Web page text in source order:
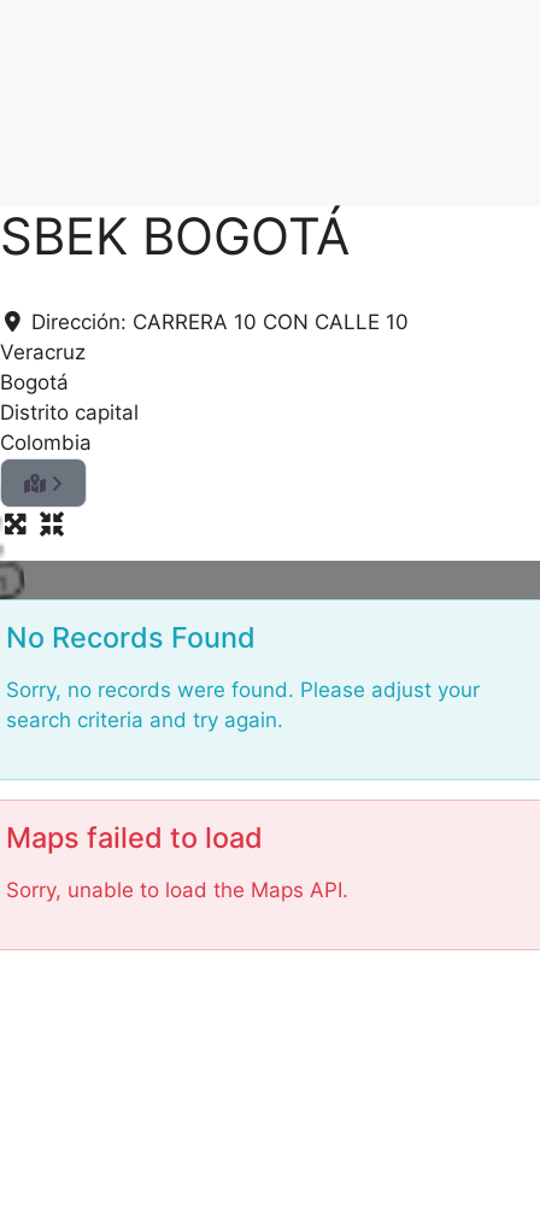
SBEK BOGOTÁ
Dirección: CARRERA 10 CON CALLE 10
Veracruz
Bogotá
Distrito capital
Colombia
o
a
i n
g
.
.
No Records Found
Sorry, no records were found. Please adjust your
search criteria and try again.
Maps failed to load
Sorry, unable to load the Maps API.